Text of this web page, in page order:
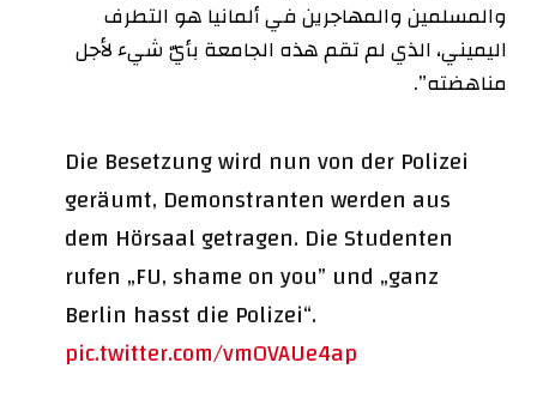
والمسلمين والمهاجرين في ألمانيا هو التطرف
اليميني، الذي لم تقم هذه الجامعة بأيّ شيء لأجل
مناهضته”.
Die Besetzung wird nun von der Polizei
geräumt, Demonstranten werden aus
dem Hörsaal getragen. Die Studenten
rufen „FU, shame on you” und „ganz
Berlin hasst die Polizei“.
pic.twitter.com/vm0VAUe4ap